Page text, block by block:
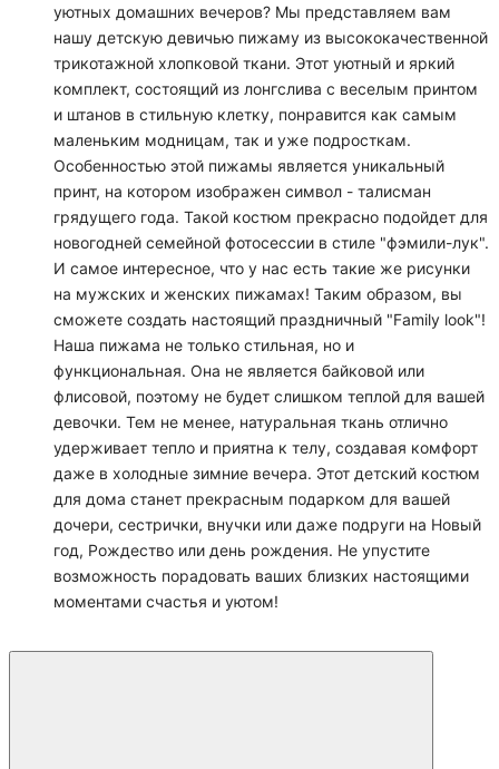
уютных домашних вечеров? Мы представляем вам
нашу детскую девичью пижаму из высококачественной
трикотажной хлопковой ткани. Этот уютный и яркий
комплект, состоящий из лонгслива с веселым принтом
и штанов в стильную клетку, понравится как самым
маленьким модницам, так и уже подросткам.
Особенностью этой пижамы является уникальный
принт, на котором изображен символ - талисман
грядущего года. Такой костюм прекрасно подойдет для
новогодней семейной фотосессии в стиле "фэмили-лук".
И самое интересное, что у нас есть такие же рисунки
на мужских и женских пижамах! Таким образом, вы
сможете создать настоящий праздничный "Family look"!
Наша пижама не только стильная, но и
функциональная. Она не является байковой или
флисовой, поэтому не будет слишком теплой для вашей
девочки. Тем не менее, натуральная ткань отлично
удерживает тепло и приятна к телу, создавая комфорт
даже в холодные зимние вечера. Этот детский костюм
для дома станет прекрасным подарком для вашей
дочери, сестрички, внучки или даже подруги на Новый
год, Рождество или день рождения. Не упустите
возможность порадовать ваших близких настоящими
моментами счастья и уютом!